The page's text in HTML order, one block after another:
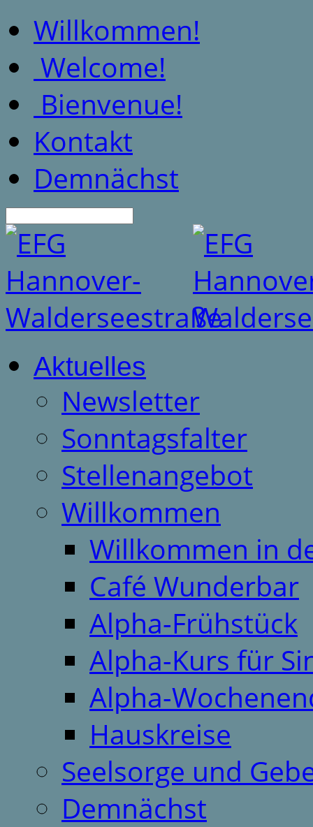
Willkommen!
Welcome!
Bienvenue!
Kontakt
Demnächst
Aktuelles
Newsletter
Sonntagsfalter
Stellenangebot
Willkommen
Willkommen in
Café Wunderbar
Alpha-Frühstück
Alpha-Kurs für
Alpha-
Hauskreise
Seelsorge und
Demnächst